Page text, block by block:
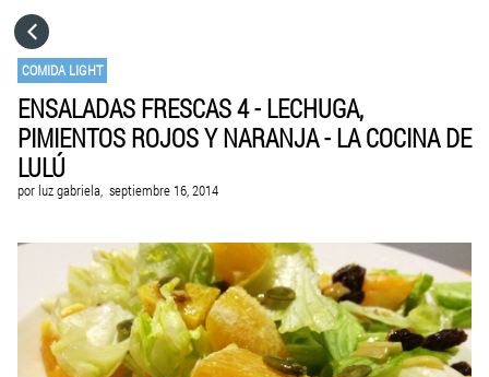
COMIDA LIGHT
ENSALADAS FRESCAS 4 - LECHUGA,
PIMIENTOS ROJOS Y NARANJA - LA COCINA DE
LULÚ
por luz gabriela, septiembre 16, 2014
CATEGORÍAS
VISITA EL SITIO WEB